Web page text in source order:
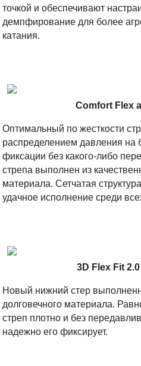
точкой и обеспечивают
демпфирование для более
катания.
Comfort Flex
Оптимальный по жесткости
распределением давления на
фиксации без какого-либо
стрепа выполнен из
материала. Сетчатая
удачное исполнение среди
3D Flex Fit
Новый нижний стер
долговечного материала.
стреп плотно и без
надежно его фиксирует.